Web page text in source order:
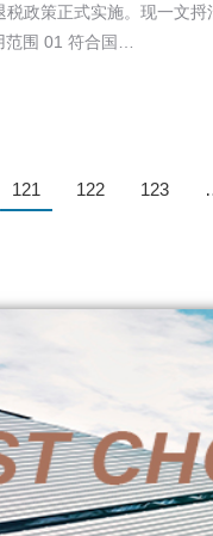
政策正式实施。现一文捋
围 01 符合国…
121 122 123